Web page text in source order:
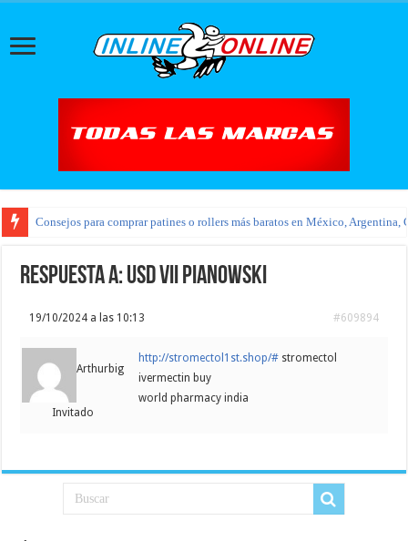
Consejos para comprar patines o rollers más baratos en México, Argentina,
Respuesta a: USD VII Pianowski
19/10/2024 a las 10:13 #609894
Arthurbig
Invitado
http://stromectol1st.shop/# stromectol
ivermectin buy
world pharmacy india